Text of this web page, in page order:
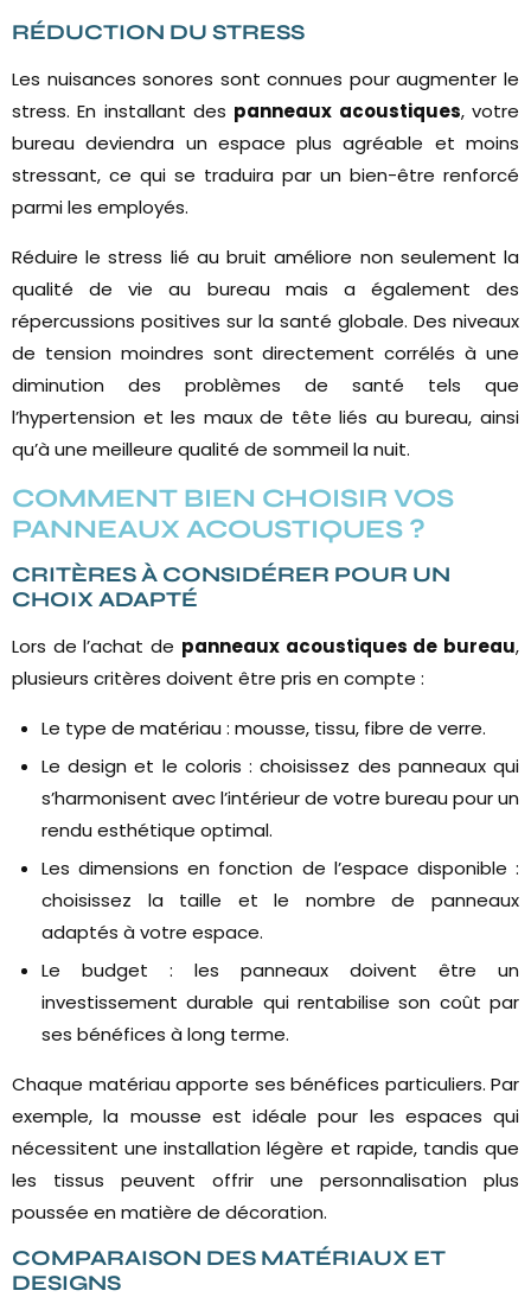
RÉDUCTION DU STRESS
Les nuisances sonores sont connues pour augmenter le
stress. En installant des panneaux acoustiques, votre
bureau deviendra un espace plus agréable et moins
stressant, ce qui se traduira par un bien-être renforcé
parmi les employés.
Réduire le stress lié au bruit améliore non seulement la
qualité de vie au bureau mais a également des
répercussions positives sur la santé globale. Des niveaux
de tension moindres sont directement corrélés à une
diminution des problèmes de santé tels que
l’hypertension et les maux de tête liés au bureau, ainsi
qu’à une meilleure qualité de sommeil la nuit.
COMMENT BIEN CHOISIR VOS
PANNEAUX ACOUSTIQUES ?
CRITÈRES À CONSIDÉRER POUR UN
CHOIX ADAPTÉ
Lors de l’achat de panneaux acoustiques de bureau,
plusieurs critères doivent être pris en compte :
Le type de matériau : mousse, tissu, fibre de verre.
Le design et le coloris : choisissez des panneaux qui
s’harmonisent avec l’intérieur de votre bureau pour un
rendu esthétique optimal.
Les dimensions en fonction de l’espace disponible :
choisissez la taille et le nombre de panneaux
adaptés à votre espace.
Le budget : les panneaux doivent être un
investissement durable qui rentabilise son coût par
ses bénéfices à long terme.
Chaque matériau apporte ses bénéfices particuliers. Par
exemple, la mousse est idéale pour les espaces qui
nécessitent une installation légère et rapide, tandis que
les tissus peuvent offrir une personnalisation plus
poussée en matière de décoration.
COMPARAISON DES MATÉRIAUX ET
DESIGNS